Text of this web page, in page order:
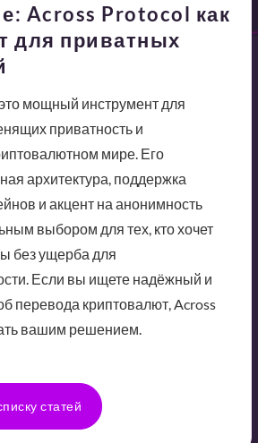
Across Protocol как
для приватных
мощный инструмент для
приватность и
мире. Его
архитектура, поддержка
и акцент на анонимность
выбором для тех, кто хочет
без ущерба для
Если вы ищете надёжный и
перевода криптовалют, Across
вашим решением.
статей